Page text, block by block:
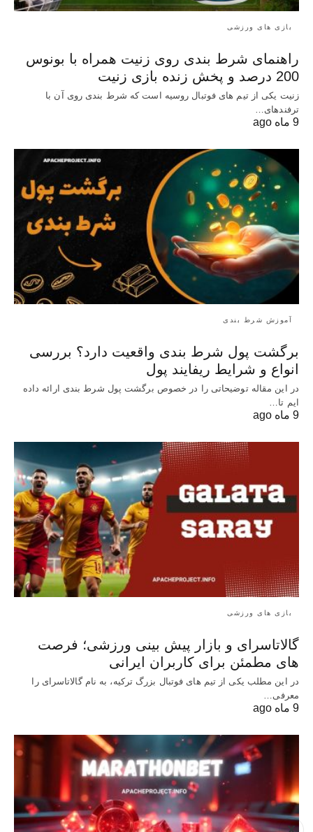
بازی های ورزشی
راهنمای شرط بندی روی زنیت همراه با بونوس
200 درصد و پخش زنده بازی زنیت
زنیت یکی از تیم های فوتبال روسیه است که شرط بندی روی آن با
ترفندهای…
9 ماه ago
آموزش شرط بندی
برگشت پول شرط بندی واقعیت دارد؟ بررسی
انواع و شرایط ریفایند پول
در این مقاله توضیحاتی را در خصوص برگشت پول شرط بندی ارائه داده
ایم تا…
9 ماه ago
بازی های ورزشی
گالاتاسرای و بازار پیش‌ بینی ورزشی؛ فرصت‌
های مطمئن برای کاربران ایرانی
در این مطلب یکی از تیم های فوتبال بزرگ ترکیه، به نام گالاتاسرای را
معرفی…
9 ماه ago